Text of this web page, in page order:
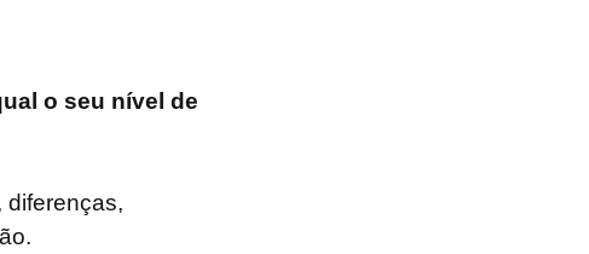
o seu nível de
diferenças,